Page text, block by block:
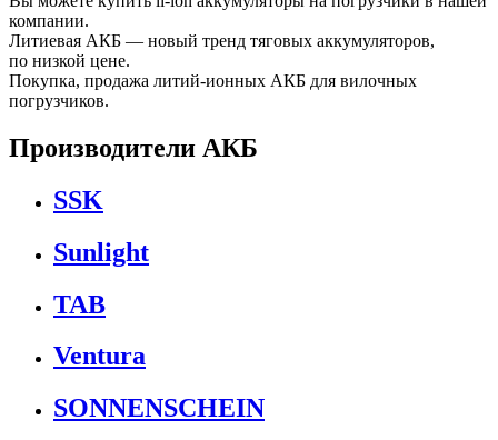
компании.
Литиевая АКБ — новый тренд тяговых аккумуляторов,
по низкой цене.
Покупка, продажа литий-ионных АКБ для вилочных
погрузчиков.
Производители АКБ
SSK
Sunlight
TAB
Ventura
SONNENSCHEIN